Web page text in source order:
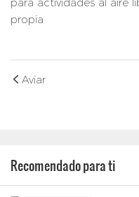
propia
Aviar
Recomendado para ti